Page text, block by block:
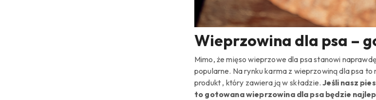
Wieprzowina dla psa –
Mimo, że mięso wieprzowe dla psa stanowi
popularne. Na rynku karma z wieprzowiną dla psa
produkt , który zawiera ją w składzie. Jeśli nasz
to gotowana wieprzowina dla psa będzie